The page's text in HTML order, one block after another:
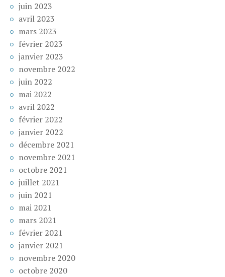
juin 2023
avril 2023
mars 2023
février 2023
janvier 2023
novembre 2022
juin 2022
mai 2022
avril 2022
février 2022
janvier 2022
décembre 2021
novembre 2021
octobre 2021
juillet 2021
juin 2021
mai 2021
mars 2021
février 2021
janvier 2021
novembre 2020
octobre 2020